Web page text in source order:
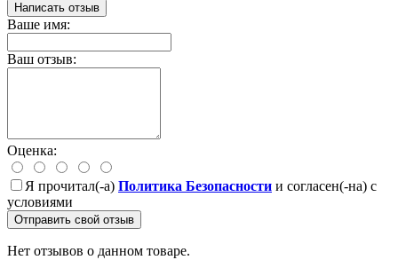
Написать отзыв
Ваше имя:
Ваш отзыв:
Оценка:
Я прочитал(-а) Политика Безопасности и согласен(-на) с
условиями
Отправить свой отзыв
Нет отзывов о данном товаре.